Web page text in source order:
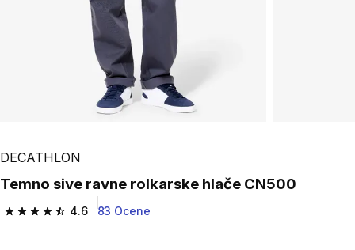
DECATHLON
Temno sive ravne rolkarske hlače CN500
4.6
4.6 od 5 zvezdic from 83 ocene
83 Ocene